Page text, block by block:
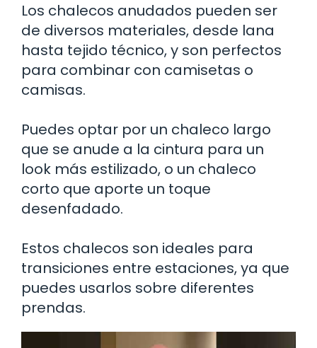
Los chalecos anudados pueden ser
de diversos materiales, desde lana
hasta tejido técnico, y son perfectos
para combinar con camisetas o
camisas.
Puedes optar por un chaleco largo
que se anude a la cintura para un
look más estilizado, o un chaleco
corto que aporte un toque
desenfadado.
Estos chalecos son ideales para
transiciones entre estaciones, ya que
puedes usarlos sobre diferentes
prendas.